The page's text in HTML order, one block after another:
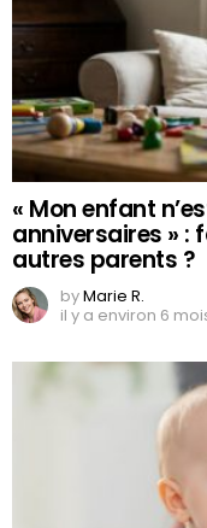
« Mon enfant
anniversaires » :
autres parents ?
byMarie R.
il y a environ 6